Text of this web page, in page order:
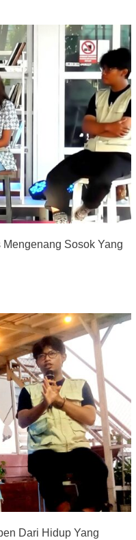
Sosok Yang
Dari Hidup Yang